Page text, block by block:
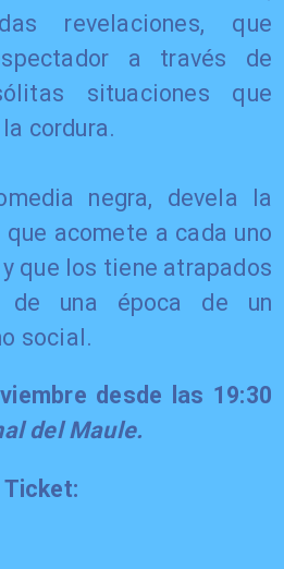
revelaciones, que
a través de
situaciones que
cordura.
negra, devela la
acomete a cada uno
que los tiene atrapados
de una época de un
social.
desde las 19:30
del Maule.